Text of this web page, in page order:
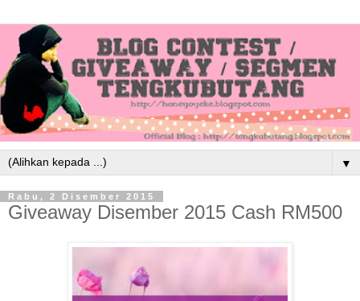
▼
Rabu, 2 Disember 2015
Giveaway Disember 2015 Cash RM500